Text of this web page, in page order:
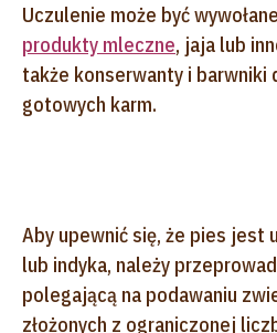
Uczulenie może być
produkty mleczne, jaja lub
także konserwanty i barwniki
gotowych karm.
Aby upewnić się, że pies jest
lub indyka, należy
polegającą na podawaniu
złożonych z ograniczonej